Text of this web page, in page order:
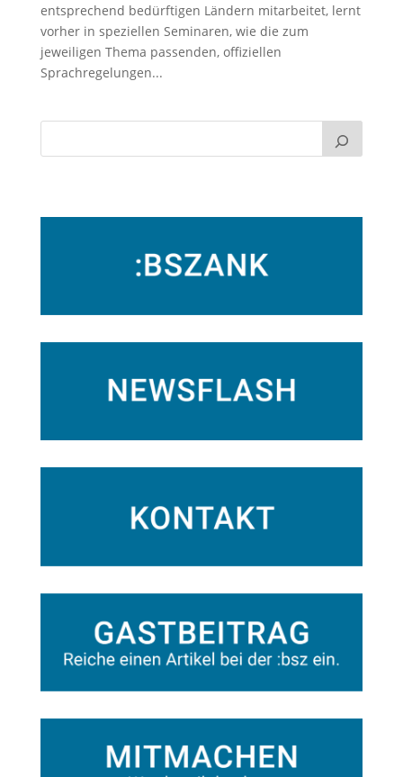
entsprechend bedürftigen Ländern mitarbeitet, lernt
vorher in speziellen Seminaren, wie die zum
jeweiligen Thema passenden, offiziellen
Sprachregelungen...